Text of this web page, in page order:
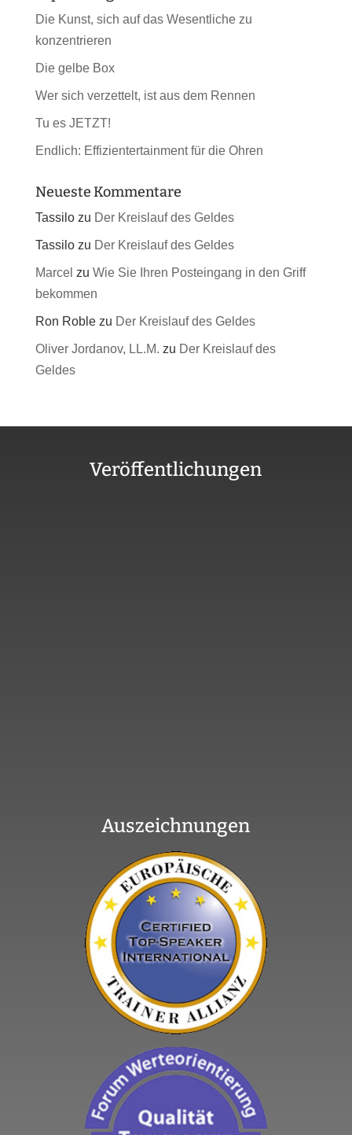
Die Kunst, sich auf das Wesentliche zu
konzentrieren
Die gelbe Box
Wer sich verzettelt, ist aus dem Rennen
Tu es JETZT!
Endlich: Effizientertainment für die Ohren
Neueste Kommentare
Tassilozu Der Kreislauf des Geldes
Tassilozu Der Kreislauf des Geldes
Marcel zu Wie Sie Ihren Posteingang in den Griff
bekommen
Ron Roblezu Der Kreislauf des Geldes
Oliver Jordanov, LL.M. zu Der Kreislauf des
Geldes
Veröffentlichungen
Auszeichnungen